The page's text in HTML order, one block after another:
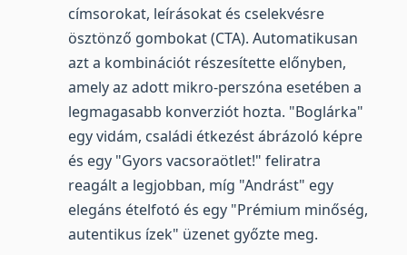
címsorokat, leírásokat és cselekvésre
ösztönző gombokat (CTA). Automatikusan
azt a kombinációt részesítette előnyben,
amely az adott mikro-perszóna esetében a
legmagasabb konverziót hozta. "Boglárka"
egy vidám, családi étkezést ábrázoló képre
és egy "Gyors vacsoraötlet!" feliratra
reagált a legjobban, míg "Andrást" egy
elegáns ételfotó és egy "Prémium minőség,
autentikus ízek" üzenet győzte meg.